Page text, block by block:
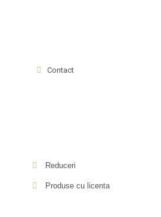
Contact
Reduceri
Produse cu licenta